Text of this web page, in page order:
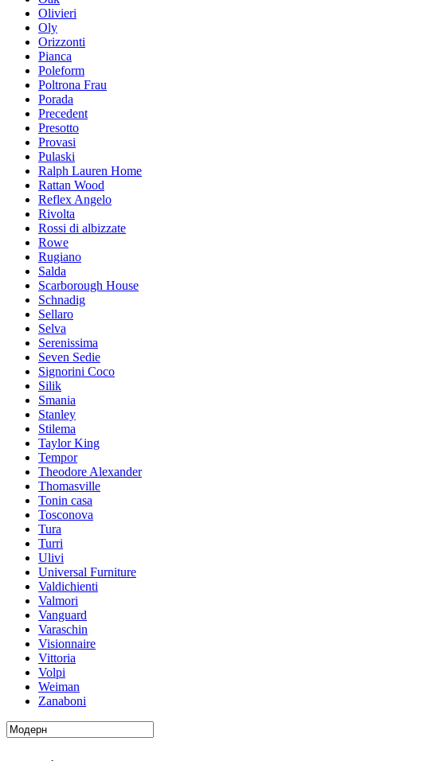
Olivieri
Oly
Orizzonti
Pianca
Poleform
Poltrona Frau
Porada
Precedent
Presotto
Provasi
Pulaski
Ralph Lauren Home
Rattan Wood
Reflex Angelo
Rivolta
Rossi di albizzate
Rowe
Rugiano
Salda
Scarborough House
Schnadig
Sellaro
Selva
Serenissima
Seven Sedie
Signorini Coco
Silik
Smania
Stanley
Stilema
Taylor King
Tempor
Theodore Alexander
Thomasville
Tonin casa
Tosconova
Tura
Turri
Ulivi
Universal Furniture
Valdichienti
Valmori
Vanguard
Varaschin
Visionnaire
Vittoria
Volpi
Weiman
Zanaboni